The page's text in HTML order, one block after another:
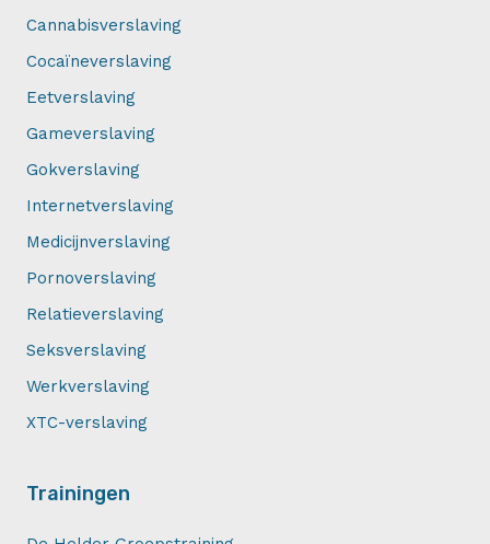
Cannabisverslaving
Cocaïneverslaving
Eetverslaving
Gameverslaving
Gokverslaving
Internetverslaving
Medicijnverslaving
Pornoverslaving
Relatieverslaving
Seksverslaving
Werkverslaving
XTC-verslaving
Trainingen